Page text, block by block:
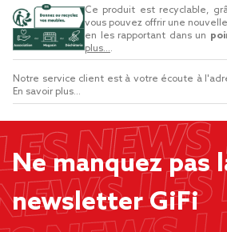
Ce produit est recyclable,
vous pouvez offrir une
en les rapportant dans un
plus....
Notre service client est à votre écoute à
En savoir plus...
Ne manquez pas
newsletter GiFi